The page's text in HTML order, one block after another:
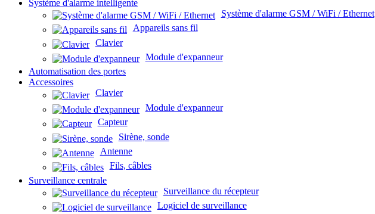
Système d'alarme intelligente
Système d'alarme GSM / WiFi / Ethernet
Appareils sans fil
Clavier
Module d'expanneur
Automatisation des portes
Accessoires
Clavier
Module d'expanneur
Capteur
Sirène, sonde
Antenne
Fils, câbles
Surveillance centrale
Surveillance du récepteur
Logiciel de surveillance